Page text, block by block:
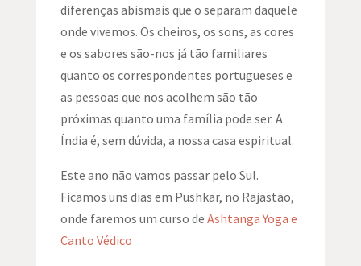
diferenças abismais que o separam daquele
onde vivemos. Os cheiros, os sons, as cores
e os sabores são-nos já tão familiares
quanto os correspondentes portugueses e
as pessoas que nos acolhem são tão
próximas quanto uma família pode ser. A
Índia é, sem dúvida, a nossa casa espiritual.
Este ano não vamos passar pelo Sul.
Ficamos uns dias em Pushkar, no Rajastão,
onde faremos um curso de Ashtanga Yoga e
Canto Védico